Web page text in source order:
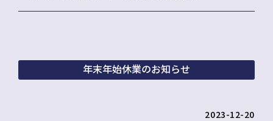
年末年始休業のお知らせ
2023-12-20